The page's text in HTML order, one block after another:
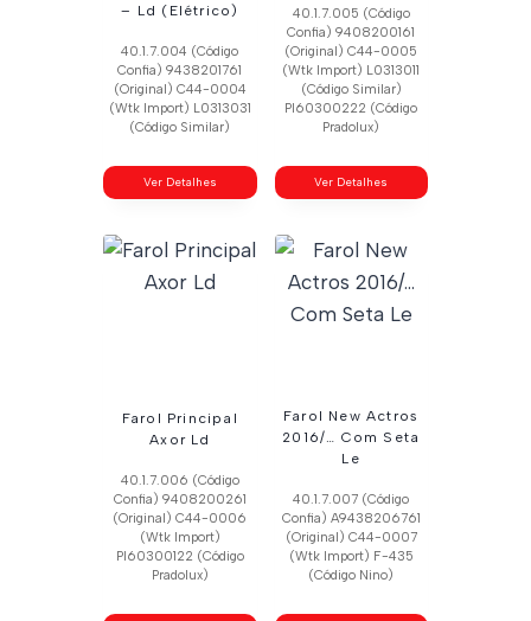
– Ld (Elétrico)
40.1.7.004 (Código
Confia) 9438201761
(Original) C44-0004
(Wtk Import) L0313031
(Código Similar)
Ver Detalhes
40.1.7.005 (Código
Confia) 9408200161
(Original) C44-0005
(Wtk Import) L0313011
(Código Similar)
Pl60300222 (Código
Pradolux)
Ver Detalhes
Farol Principal
Axor Ld
40.1.7.006 (Código
Confia) 9408200261
(Original) C44-0006
(Wtk Import)
Pl60300122 (Código
Pradolux)
Farol New Actros
2016/… Com Seta
Le
40.1.7.007 (Código
Confia) A9438206761
(Original) C44-0007
(Wtk Import) F-435
(Código Nino)